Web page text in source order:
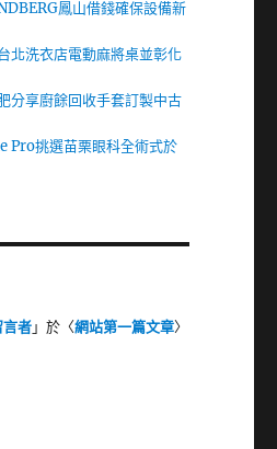
鳳山借錢確保設備新
北洗衣店電動麻將桌並彰化
分享廚餘回收手套訂製中古
Pro挑選苗栗眼科全術式於
者」於〈網站第一篇文章〉